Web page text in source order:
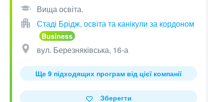
Вища освіта.
Стаді Брідж, освіта та канікули за кордоном
вул. Березняківська, 16-а
Ще 9 підходящих програм від цієї компанії
Зберегти